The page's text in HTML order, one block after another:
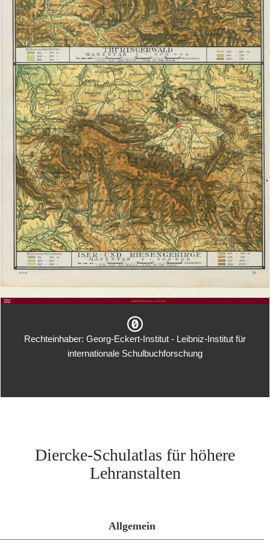
Rechteinhaber: Georg-Eckert-Institut - Leibniz-Institut für
internationale Schulbuchforschung
Diercke-Schulatlas für höhere
Lehranstalten
Allgemein